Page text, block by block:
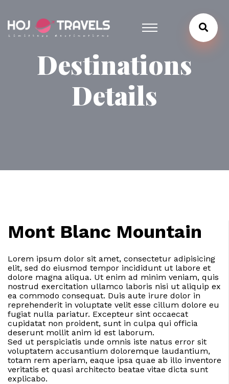
Destinations
Details
Mont Blanc Mountain
Lorem ipsum dolor sit amet, consectetur adipisicing
elit, sed do eiusmod tempor incididunt ut labore et
dolore magna aliqua. Ut enim ad minim veniam, quis
nostrud exercitation ullamco laboris nisi ut aliquip ex
ea commodo consequat. Duis aute irure dolor in
reprehenderit in voluptate velit esse cillum dolore eu
fugiat nulla pariatur. Excepteur sint occaecat
cupidatat non proident, sunt in culpa qui officia
deserunt mollit anim id est laborum.
Sed ut perspiciatis unde omnis iste natus error sit
voluptatem accusantium doloremque laudantium,
totam rem aperiam, eaque ipsa quae ab illo inventore
veritatis et quasi architecto beatae vitae dicta sunt
explicabo.